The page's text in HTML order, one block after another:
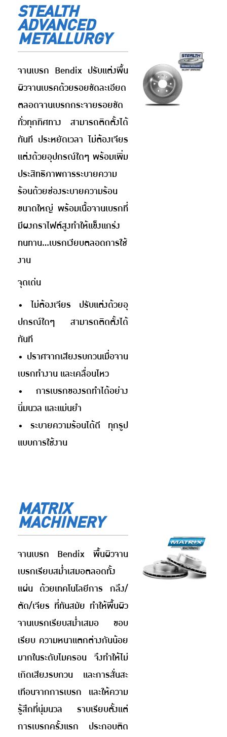
STEALTH
ADVANCED
METALLURGY
จานเบรก Bendix ปรับแต่งพื้น
ผิวจานเบรคด้วยรอยขัดละเอียด
ตลอดจานเบรกกระจายรอยขัด
ทั่วทุกทิศทาง สามารถติดตั้งได้
ทันที ประหยัดเวลา ไม่ต้องเจียร
แต่งด้วยอุปกรณ์ใดๆ พร้อมเพิ่ม
ประสิทธิภาพการระบายความ
ร้อนด้วยช่องระบายความร้อน
ขนาดใหญ่ พร้อมเนื้อจานเบรกที่
มีผงกราไฟต์สูงทำให้แข็งแกร่ง
ทนทาน...เบรกเงียบตลอดการใช้
งาน
จุดเด่น
• ไม่ต้องเจียร ปรับแต่งด้วยอุ
ปกรณ์ใดๆ สามารถติดตั้งได้
ทันที
• ปราศจากเสียงรบกวนเมื่อจาน
เบรกทำงาน และเคลื่อนไหว
• การเบรกของรถทำได้อย่าง
นิ่มนวล และแม่นยำ
• ระบายความร้อนได้ดี ทุกรูป
แบบการใช้งาน
MATRIX
MACHINERY
จานเบรก Bendix พื้นผิวจาน
เบรกเรียบสม่ำเสมอตลอดทั้ง
แผ่น ด้วยเทคโนโลยีการ กลึง/
ตัด/เจียร ที่ทันสมัย ทำให้พื้นผิว
จานเบรกเรียบสม่ำเสมอ ขอบ
เรียบ ความหนาแตกต่างกันน้อย
มากในระดับไมครอน จึงทำให้ไม่
เกิดเสียงรบกวน และการสั่นสะ
เทีอนจากการเบรก และให้ความ
รู้สึกที่นุ่มนวล ราบเรียบตั้งแต่
การเบรกครั้งแรก ประกอบติด